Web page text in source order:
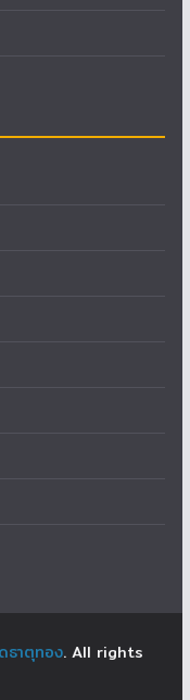
ธาตุทอง. All rights